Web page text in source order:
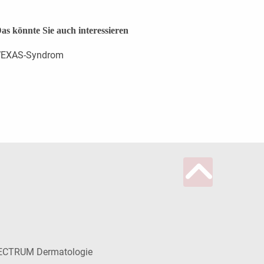
könnte Sie auch interessieren
Syndrom
Dermatologie